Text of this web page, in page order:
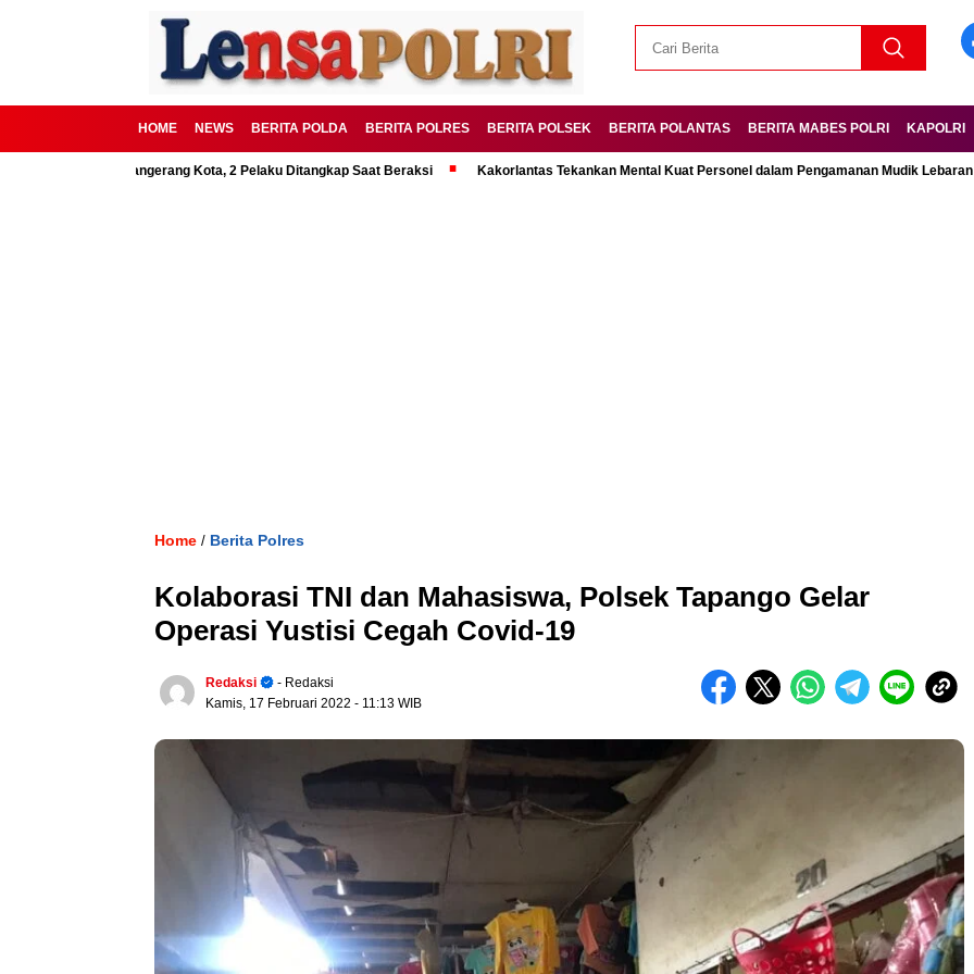
HOME NEWS BERITA POLDA BERITA POLRES BERITA POLSEK BERITA POLANTAS BERITA MABES POLRI KAPOLRI
Tangerang Kota, 2 Pelaku Ditangkap Saat Beraksi Kakorlantas Tekankan Mental Kuat Personel dalam Pengamanan Mudik Lebaran Operasi
Home / Berita Polres
Kolaborasi TNI dan Mahasiswa, Polsek Tapango Gelar
Operasi Yustisi Cegah Covid-19
Redaksi
- Redaksi
Kamis, 17 Februari 2022 - 11:13 WIB